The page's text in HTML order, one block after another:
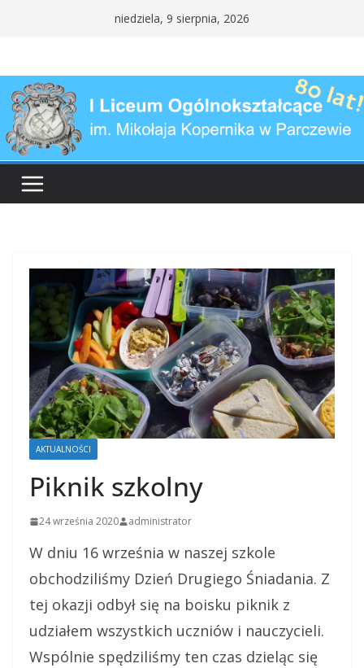
niedziela, 9 sierpnia, 2026
AKTUALNOŚCI
Piknik szkolny
24 września 2020 administrator
W dniu 16 września w naszej szkole
obchodziliśmy Dzień Drugiego Śniadania. Z
tej okazji odbył się na boisku piknik z
udziałem wszystkich uczniów i nauczycieli.
Wspólnie spędziliśmy ten czas dzieląc się